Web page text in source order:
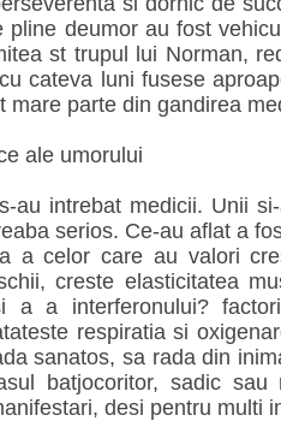
pline deumor au fost
st trupul lui Norman,
cateva luni fusese
mare parte din gandirea
ale umorului
au intrebat medicii. Unii
serios. Ce-au aflat a
a celor care au valori
creste elasticitatea
a a interferonului?
respiratia si
sanatos, sa rada din
batjocoritor, sadic
desi pentru multi